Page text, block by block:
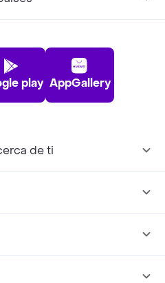
play AppGallery
de ti